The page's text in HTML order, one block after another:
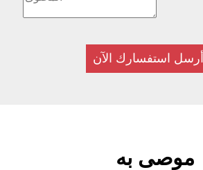
أرسل استفسارك الآن
موصى به